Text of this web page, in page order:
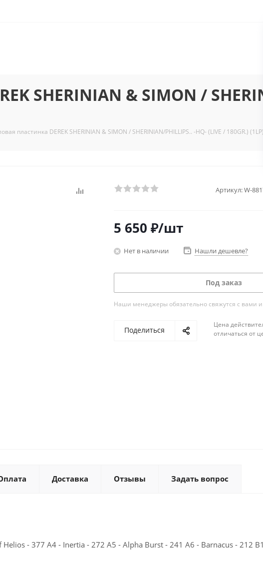
SHERINIAN & SIMON /
пластинка DEREK SHERINIAN & SIMON / SHERINIAN/PHILLIPS.. -HQ- (LIVE / 180GR.) (1LP)
Артикул:W-
5 650 ₽/шт
Нет в наличии Нашли дешевле?
Под заказ
Наши менеджеры обязательно свяжутся с вами и
Поделиться
Цена
отличаться от
Доставка Отзывы Задать вопрос
- 377 A4 - Inertia - 272 A5 - Alpha Burst - 241 A6 - Barnacus - 212